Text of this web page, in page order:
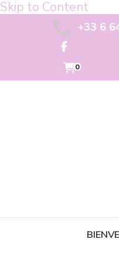
Skip to Content
+33 6
0